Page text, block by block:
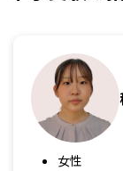
女性